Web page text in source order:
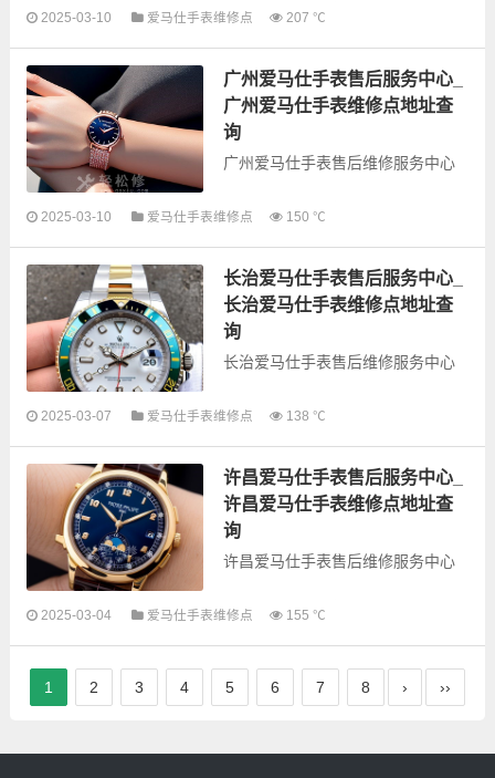
以下是古锋网为您整理的漳州爱马
手表的故障检测维修，手表保养等
业务，为了享受...
2025-03-10 爱马仕手表维修点 207 ℃
广州爱马仕手表售后服务中心_
广州爱马仕手表维修点地址查
询
广州爱马仕手表售后维修服务中心
以下是古锋网为您整理的广州爱马
手表的故障检测维修，手表保养等
业务，为了享受...
2025-03-10 爱马仕手表维修点 150 ℃
长治爱马仕手表售后服务中心_
长治爱马仕手表维修点地址查
询
长治爱马仕手表售后维修服务中心
信息，可以为您提供爱马仕全型号
手表的故障检测维修，手表保养等
业务，为了享...
2025-03-07 爱马仕手表维修点 138 ℃
许昌爱马仕手表售后服务中心_
许昌爱马仕手表维修点地址查
询
许昌爱马仕手表售后维修服务中心
以下是古锋网为您整理的许昌爱马
手表的故障检测维修，手表保养等
业务，为了享受...
2025-03-04 爱马仕手表维修点 155 ℃
1 2 3 4 5 6 7 8 › ››